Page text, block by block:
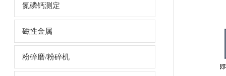
氮磷钙测定
磁性金属
粉碎磨/粉碎机